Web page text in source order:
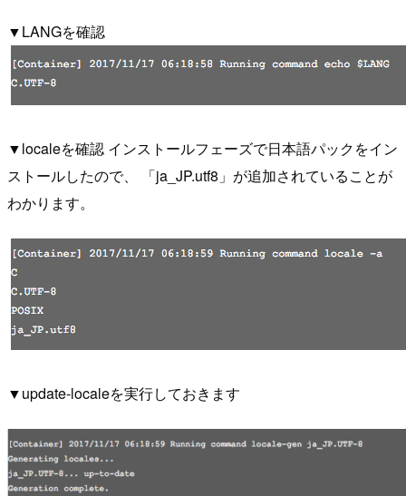
▼LANGを確認
▼localeを確認 インストールフェーズで日本語パックをイン
ストールしたので、 「ja_JP.utf8」が追加されていることが
わかります。
▼update-localeを実行しておきます